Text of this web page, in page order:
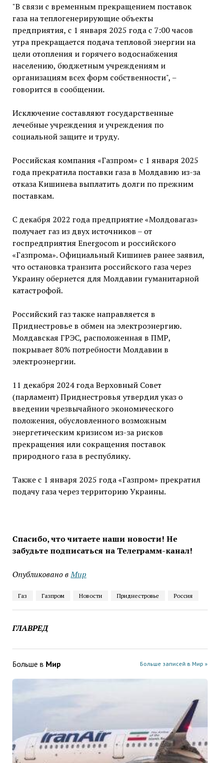
"В связи с временным прекращением поставок
газа на теплогенерирующие объекты
предприятия, с 1 января 2025 года с 7:00 часов
утра прекращается подача тепловой энергии на
цели отопления и горячего водоснабжения
населению, бюджетным учреждениям и
организациям всех форм собственности", –
говорится в сообщении.
Исключение составляют государственные
лечебные учреждения и учреждения по
социальной защите и труду.
Российская компания «Газпром» с 1 января 2025
года прекратила поставки газа в Молдавию из-за
отказа Кишинева выплатить долги по прежним
поставкам.
С декабря 2022 года предприятие «Молдовагаз»
получает газ из двух источников – от
госпредприятия Energocom и российского
«Газпрома». Официальный Кишинев ранее заявил,
что остановка транзита российского газа через
Украину обернется для Молдавии гуманитарной
катастрофой.
Российский газ также направляется в
Приднестровье в обмен на электроэнергию.
Молдавская ГРЭС, расположенная в ПМР,
покрывает 80% потребности Молдавии в
электроэнергии.
11 декабря 2024 года Верховный Совет
(парламент) Приднестровья утвердил указ о
введении чрезвычайного экономического
положения, обусловленного возможным
энергетическим кризисом из-за рисков
прекращения или сокращения поставок
природного газа в республику.
Также с 1 января 2025 года «Газпром» прекратил
подачу газа через территорию Украины.
Спасибо, что читаете наши новости! Не
забудьте подписаться на Телеграмм-канал!
Опубликовано в Мир
Газ Газпром Новости Приднестровье Россия
ГЛАВРЕД
Больше в Мир Больше записей в Мир »